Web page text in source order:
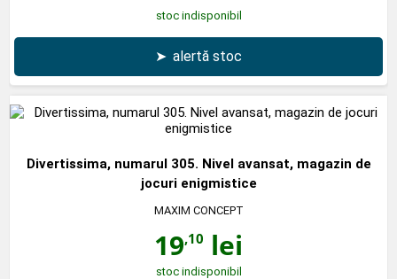
stoc indisponibil
➤ alertă stoc
Divertissima, numarul 305. Nivel avansat, magazin de
jocuri enigmistice
MAXIM CONCEPT
19,10 lei
stoc indisponibil